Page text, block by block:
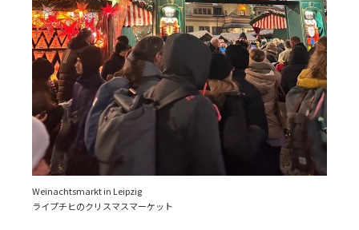
Weinachtsmarkt in Leipzig
ライプチヒのクリスマスマーケット